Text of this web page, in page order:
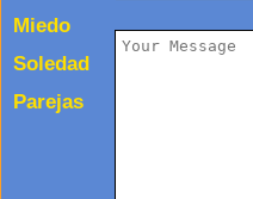
Miedo
Soledad
Parejas